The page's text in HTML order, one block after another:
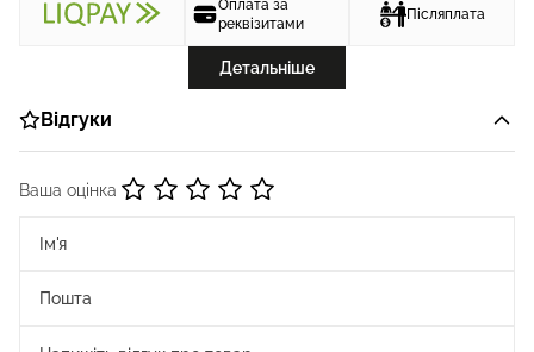
Оплата за
реквізитами
Післяплата
Детальніше
Відгуки
Ваша оцінка